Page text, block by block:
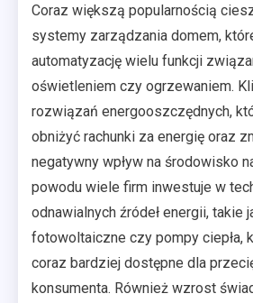
Coraz większą popularnością
systemy zarządzania domem,
automatyzację wielu funkcji
oświetleniem czy ogrzewaniem.
rozwiązań energooszczędnych,
obniżyć rachunki za energię oraz
negatywny wpływ na środowisko
powodu wiele firm inwestuje w
odnawialnych źródeł energii, takie
fotowoltaiczne czy pompy ciepła,
coraz bardziej dostępne dla
konsumenta. Również wzrost